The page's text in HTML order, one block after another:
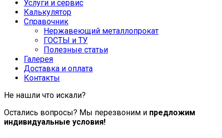
Услуги и сервис
Калькулятор
Справочник
Нержавеющий металлопрокат
ГОСТЫ и ТУ
Полезные статьи
Галерея
Доставка и оплата
Контакты
Не нашли что искали?
Остались вопросы? Мы перезвоним и предложим
индивидуальные условия!